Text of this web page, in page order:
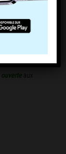
ouverte